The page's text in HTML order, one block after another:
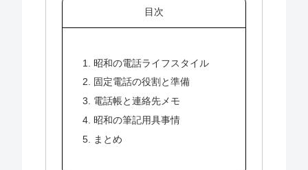
目次
1. 昭和の電話ライフスタイル
2. 固定電話の役割と準備
3. 電話帳と連絡先メモ
4. 昭和の筆記用具事情
5. まとめ